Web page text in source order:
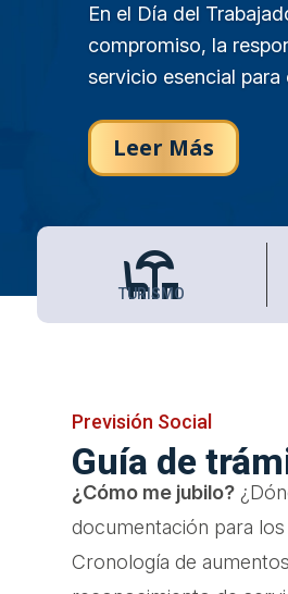
En el Día del
compromiso, la
servicio esencial
Leer Más
chair_umbrella
TURISMO
Previsión Social
Guía de
¿Cómo me jubilo?
documentación para
Cronología de